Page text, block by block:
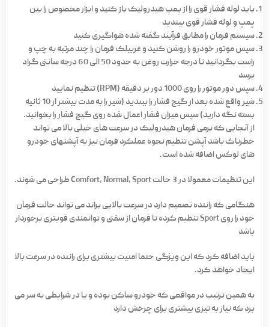
باید لوله فشار قوی را از پمپ هیدرولیک باز کنید و ابزار مخصوص را بین
پمپ و لوله فشار قوی ببندید
سیستم فرمان را مطابق فرآیند گفته شده هواگیری کنید
سپس موتور خودرو را روشن کنید و غربیلک فرمان را چند مرتبه به چپ و
راست بگردانید تا درجه حرارت روغن به حدود 50 الی 60 درجه سانتی گراد
برسد
سپس دور موتور را روی 1000 دور بر دقیقه (RPM) تنظیم نمایید
شیر واقع شده بعد از گیج فشار را ببندید (شیر را به مدت بیشتر از 10 ثانیه
بسته نگه دارید) سپس میزان فشار اعمال شده روی گیج فشار را بخوانید.
از آنجایی که نرمی فرمان هیدرولیک در سرعت های خیلی بالا می تواند
خطرناک باشد آپشن تنظیم نحوه عملکرد فرمان نیز به آپشنهای خودرو
های لوکس اضافه شده است.
این تنظیمات معمولا در 3 حالت Comfort, Normal, Sport طراحی می شوند.
هنگامی که راننده تصمیم دارد در سرعت بالایی براند می تواند حالت فرمان
خود را روی Sport تنظیم کرده تا فرمان از سفتی و توانمندی قویتری برخوردار
باشد
باید اضافه کرد که این ویژگی حتما امنیت بیشتری برای راننده در سرعت بالا
ایجاد خواهد کرد.
به همین ترتیب در مواقعی که خودرو ساکن بوده و یا در شرایطی به سر می
برد که نیاز به تیزی بیشتری برای چرخش دارد